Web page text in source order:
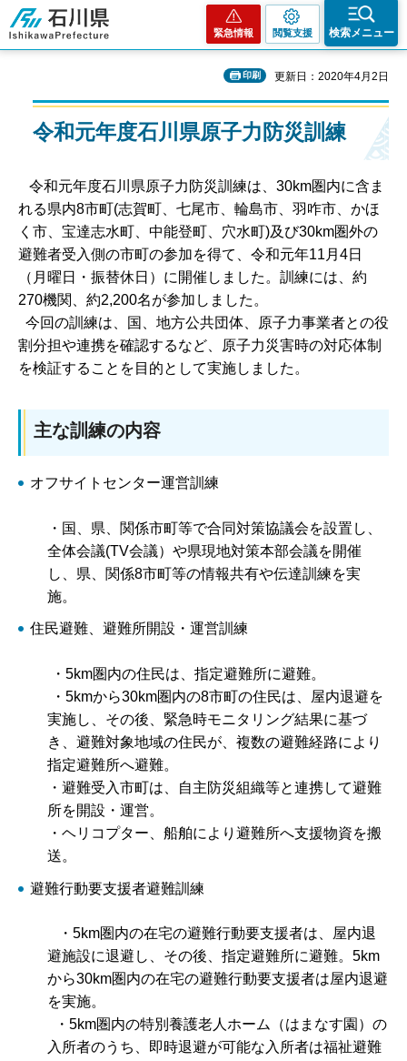
石川県
緊急情報 閲覧支援 検索メニュー
印刷 更新日：2020年4月2日
令和元年度石川県原子力防災訓練
令和元年度石川県原子力防災訓練は、30km圏内に含ま
れる県内8市町(志賀町、七尾市、輪島市、羽咋市、かほ
く市、宝達志水町、中能登町、穴水町)及び30km圏外の
避難者受入側の市町の参加を得て、令和元年11月4日
（月曜日・振替休日）に開催しました。訓練には、約
270機関、約2,200名が参加しました。
今回の訓練は、国、地方公共団体、原子力事業者との役
割分担や連携を確認するなど、原子力災害時の対応体制
を検証することを目的として実施しました。
主な訓練の内容
オフサイトセンター運営訓練
・国、県、関係市町等で合同対策協議会を設置し、
全体会議(TV会議）や県現地対策本部会議を開催
し、県、関係8市町等の情報共有や伝達訓練を実
施。
住民避難、避難所開設・運営訓練
・5km圏内の住民は、指定避難所に避難。
・5kmから30km圏内の8市町の住民は、屋内退避を
実施し、その後、緊急時モニタリング結果に基づ
き、避難対象地域の住民が、複数の避難経路により
指定避難所へ避難。
・避難受入市町は、自主防災組織等と連携して避難
所を開設・運営。
・ヘリコプター、船舶により避難所へ支援物資を搬
送。
避難行動要支援者避難訓練
・5km圏内の在宅の避難行動要支援者は、屋内退
避施設に退避し、その後、指定避難所に避難。5km
から30km圏内の在宅の避難行動要支援者は屋内退避
を実施。
・5km圏内の特別養護老人ホーム（はまなす園）の
入所者のうち、即時退避が可能な入所者は福祉避難